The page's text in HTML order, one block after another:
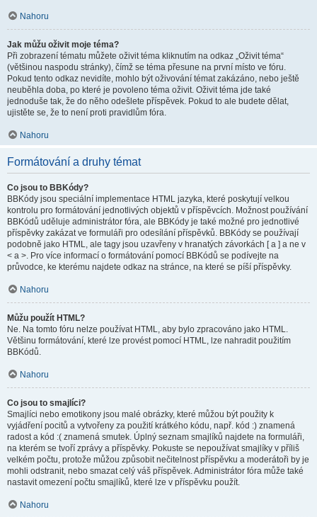
Nahoru
Jak můžu oživit moje téma?
Při zobrazení tématu můžete oživit téma kliknutím na odkaz „Oživit téma“
(většinou naspodu stránky), čímž se téma přesune na první místo ve fóru.
Pokud tento odkaz nevidíte, mohlo být oživování témat zakázáno, nebo ještě
neuběhla doba, po které je povoleno téma oživit. Oživit téma jde také
jednoduše tak, že do něho odešlete příspěvek. Pokud to ale budete dělat,
ujistěte se, že to není proti pravidlům fóra.
Nahoru
Formátování a druhy témat
Co jsou to BBKódy?
BBKódy jsou speciální implementace HTML jazyka, které poskytují velkou
kontrolu pro formátování jednotlivých objektů v příspěvcích. Možnost používání
BBKódů uděluje administrátor fóra, ale BBKódy je také možné pro jednotlivé
příspěvky zakázat ve formuláři pro odesílání příspěvků. BBKódy se používají
podobně jako HTML, ale tagy jsou uzavřeny v hranatých závorkách [ a ] a ne v
< a >. Pro více informací o formátování pomocí BBKódů se podívejte na
průvodce, ke kterému najdete odkaz na stránce, na které se píší příspěvky.
Nahoru
Můžu použít HTML?
Ne. Na tomto fóru nelze používat HTML, aby bylo zpracováno jako HTML.
Většinu formátování, které lze provést pomocí HTML, lze nahradit použitím
BBKódů.
Nahoru
Co jsou to smajlíci?
Smajlíci nebo emotikony jsou malé obrázky, které můžou být použity k
vyjádření pocitů a vytvořeny za použití krátkého kódu, např. kód :) znamená
radost a kód :( znamená smutek. Úplný seznam smajlíků najdete na formuláři,
na kterém se tvoří zprávy a příspěvky. Pokuste se nepoužívat smajlíky v příliš
velkém počtu, protože můžou způsobit nečitelnost příspěvku a moderátoři by je
mohli odstranit, nebo smazat celý váš příspěvek. Administrátor fóra může také
nastavit omezení počtu smajlíků, které lze v příspěvku použít.
Nahoru